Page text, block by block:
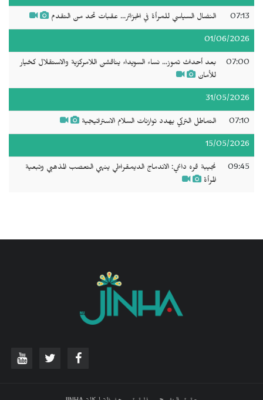
07:13 النضال السياسي للمرأة في الجزائر... عقبات تحد من التقدم
01/06/2026
07:00
بعد أحداث تموز... نساء السويداء يناقشن اللامركزية والاستقلال كخيار
للأمان
31/05/2026
07:10 التماطل التركي يهدد توازنات السلام الاستراتيجية
15/05/2026
09:45
نجيبة قره داغي: الاندماج الديمقراطي ينهي التعصب المذهبي وتبعية
المرأة